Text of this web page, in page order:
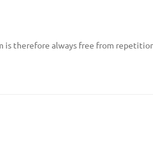
is therefore always free from